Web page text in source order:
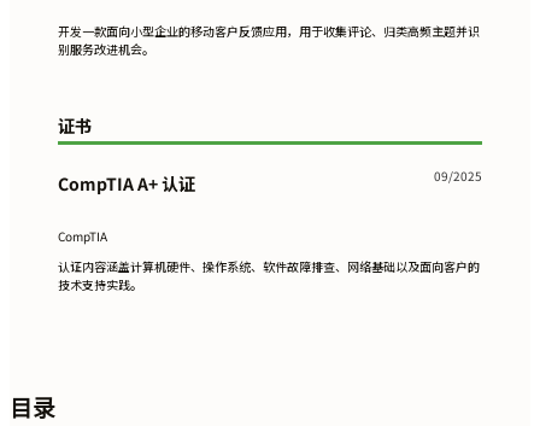
开发一款面向小型企业的移动客户反馈应用，用于收集评论、归类高频主题并识
别服务改进机会。
证书
CompTIA A+ 认证 09/2025
CompTIA
认证内容涵盖计算机硬件、操作系统、软件故障排查、网络基础以及面向客户的
技术支持实践。
目录